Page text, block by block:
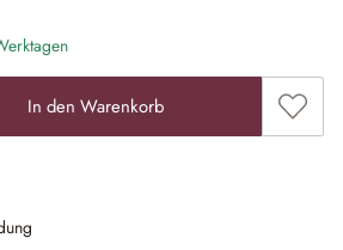
den gewünschten Wert ein oder
In den Warenkorb Zum